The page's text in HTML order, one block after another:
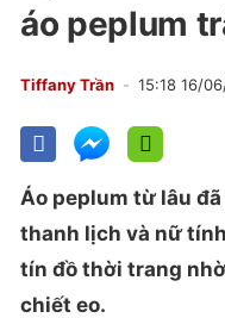
áo peplum
Tiffany Trần 15:18 16/
Áo peplum từ lâu
thanh lịch và nữ
tín đồ thời trang
chiết eo.